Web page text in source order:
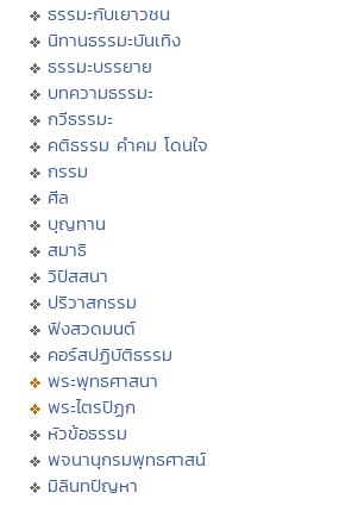
ธรรมะกับเยาวชน
นิทานธรรมะบันเทิง
ธรรมะบรรยาย
บทความธรรมะ
กวีธรรมะ
คติธรรม คำคม โดนใจ
กรรม
ศีล
บุญทาน
สมาธิ
วิปัสสนา
ปริวาสกรรม
ฟังสวดมนต์
คอร์สปฏิบัติธรรม
พระพุทธศาสนา
พระไตรปิฏก
หัวข้อธรรม
พจนานุกรมพุทธศาสน์
มิลินทปัญหา